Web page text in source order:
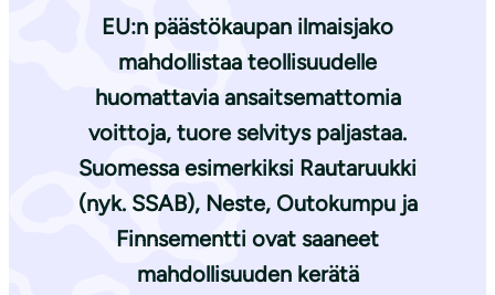
EU:n päästökaupan ilmaisjako
mahdollistaa teollisuudelle
huomattavia ansaitsemattomia
voittoja, tuore selvitys paljastaa.
Suomessa esimerkiksi Rautaruukki
(nyk. SSAB), Neste, Outokumpu ja
Finnsementti ovat saaneet
mahdollisuuden kerätä